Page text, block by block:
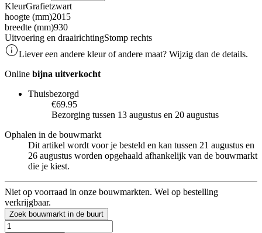
KleurGrafietzwart
hoogte (mm)2015
breedte (mm)930
Uitvoering en draairichtingStomp rechts
Liever een andere kleur of andere maat? Wijzig dan de details.
Online bijna uitverkocht
Thuisbezorgd
€69.95
Bezorging tussen 13 augustus en 20 augustus
Ophalen in de bouwmarkt
Dit artikel wordt voor je besteld en kan tussen 21 augustus en
26 augustus worden opgehaald afhankelijk van de bouwmarkt
die je kiest.
Niet op voorraad in onze bouwmarkten. Wel op bestelling
verkrijgbaar.
Zoek bouwmarkt in de buurt